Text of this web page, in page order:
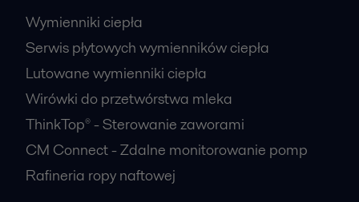
Wymienniki ciepła
Serwis płytowych wymienników ciepła
Lutowane wymienniki ciepła
Wirówki do przetwórstwa mleka
ThinkTop® - Sterowanie zaworami
CM Connect - Zdalne monitorowanie pomp
Rafineria ropy naftowej